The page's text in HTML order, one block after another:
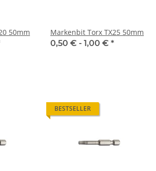
50mm
Markenbit Torx TX25 50mm
0,50 € - 1,00 € *
BESTSELLER